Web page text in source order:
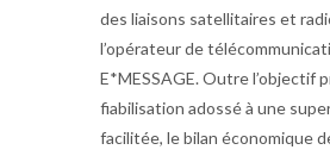
des liaisons satellitaires et
l’opérateur de
E*MESSAGE. Outre l’objectif
fiabilisation adossé à une
facilitée, le bilan économique